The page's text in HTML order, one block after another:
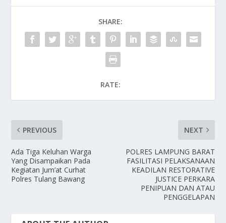
SHARE:
RATE:
PREVIOUS
Ada Tiga Keluhan Warga
Yang Disampaikan Pada
Kegiatan Jum’at Curhat
Polres Tulang Bawang
NEXT
POLRES LAMPUNG BARAT
FASILITASI PELAKSANAAN
KEADILAN RESTORATIVE
JUSTICE PERKARA
PENIPUAN DAN ATAU
PENGGELAPAN